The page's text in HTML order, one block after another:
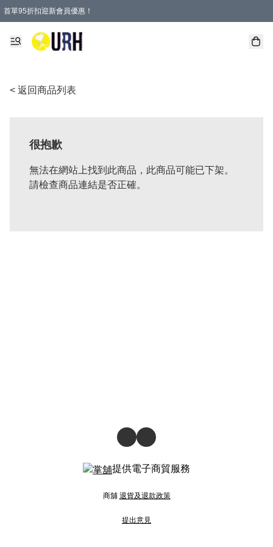
首單95折扣迎新會員優惠！
特選會員可享全單低至 95 折優惠！
單一訂單滿HKD600(澳門HKD800)包郵寄順豐送到家。
< 返回商品列表
很抱歉
無法在網站上找到此商品，此商品可能已下架。
請檢查商品連結是否正確。
提供電子商貿服務
商舖 退貨及退款政策
提出意見